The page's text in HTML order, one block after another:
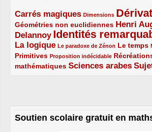
Carrés magiques
3/5 Dimensions
1/5
5/5
1/5
Géométries non euclidiennes
2/5
Henri
Delannoy
3/5 Identités
5/5
5/5
La logique
3/5 Le paradoxe de Zénon
1/5 Le temps
2/5
1/5
Primitives
2/5 Proposition indécidable
1/5
mathématiques
2/5 Sciences arabes
3/5
3/5
Soutien scolaire gratuit en